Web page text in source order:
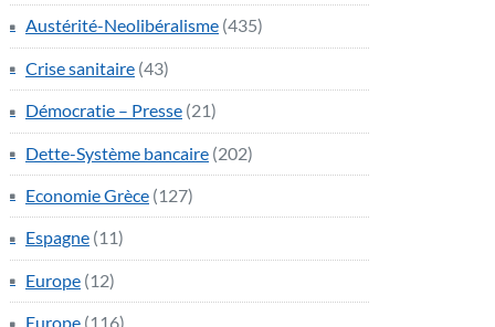
Austérité-Neolibéralisme (435)
Crise sanitaire (43)
Démocratie – Presse (21)
Dette-Système bancaire (202)
Economie Grèce (127)
Espagne (11)
Europe (12)
Europe (116)